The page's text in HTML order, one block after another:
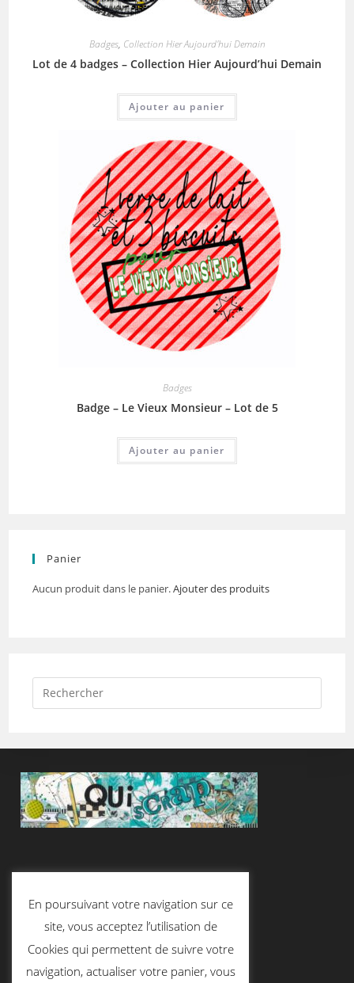
Badges, Collection Hier Aujourd'hui Demain
Lot de 4 badges – Collection Hier Aujourd’hui Demain
Ajouter au panier
Badges
Badge – Le Vieux Monsieur – Lot de 5
Ajouter au panier
Panier
Aucun produit dans le panier.Ajouter des produits
Contactez-Nous
En poursuivant votre navigation sur ce
site, vous acceptez l’utilisation de
Cookies qui permettent de suivre votre
navigation, actualiser votre panier, vous